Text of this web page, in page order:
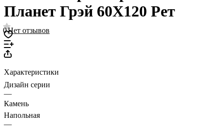
Планет Грэй 60X120 Рет
0Нет отзывов
Характеристики
Дизайн серии
—
Камень
Напольная
—